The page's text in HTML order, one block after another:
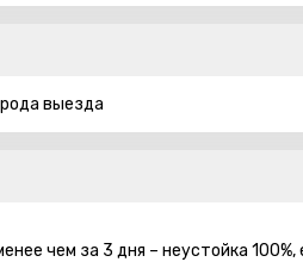
выезда
чем за 3 дня – неустойка